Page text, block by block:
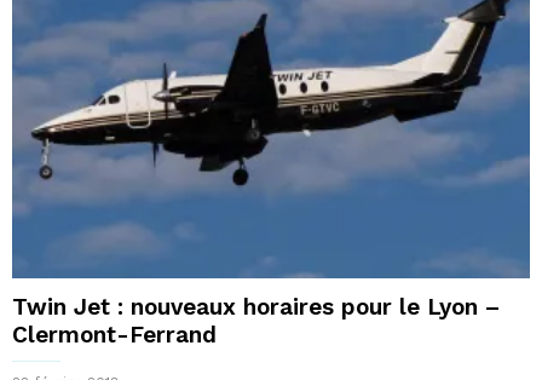
Twin Jet : nouveaux horaires pour le Lyon –
Clermont-Ferrand